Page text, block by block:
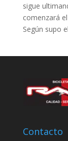
sigue
comenzará
Según supo
Contacto